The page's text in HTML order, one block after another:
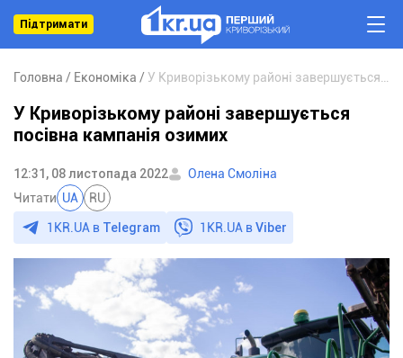
Підтримати
Головна Економіка
У Криворізькому районі завершується
посівна кампанія озимих
12:31, 08 листопада 2022
Олена Смоліна
Читати UA RU
1KR.UA в Telegram 1KR.UA вViber